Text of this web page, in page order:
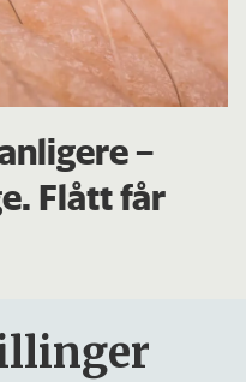
–
Flått får